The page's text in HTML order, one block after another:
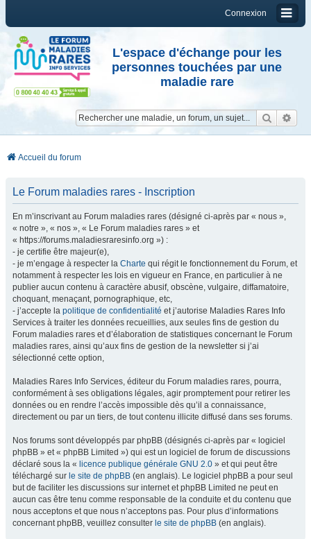
Connexion
L'espace d'échange pour les
personnes touchées par une
maladie rare
Accueil du forum
Le Forum maladies rares - Inscription
En m’inscrivant au Forum maladies rares (désigné ci-après par « nous »,
« notre », « nos », « Le Forum maladies rares » et
« https://forums.maladiesraresinfo.org ») :
- je certifie être majeur(e),
- je m’engage à respecter la Charte qui régit le fonctionnement du Forum, et
notamment à respecter les lois en vigueur en France, en particulier à ne
publier aucun contenu à caractère abusif, obscène, vulgaire, diffamatoire,
choquant, menaçant, pornographique, etc,
- j’accepte la politique de confidentialité et j’autorise Maladies Rares Info
Services à traiter les données recueillies, aux seules fins de gestion du
Forum maladies rares et d’élaboration de statistiques concernant le Forum
maladies rares, ainsi qu’aux fins de gestion de la newsletter si j’ai
sélectionné cette option,
Maladies Rares Info Services, éditeur du Forum maladies rares, pourra,
conformément à ses obligations légales, agir promptement pour retirer les
données ou en rendre l’accès impossible dès qu’il a connaissance,
directement ou par un tiers, de tout contenu illicite diffusé dans ses forums.
Nos forums sont développés par phpBB (désignés ci-après par « logiciel
phpBB » et « phpBB Limited ») qui est un logiciel de forum de discussions
déclaré sous la « licence publique générale GNU 2.0 » et qui peut être
téléchargé sur le site de phpBB (en anglais). Le logiciel phpBB a pour seul
but de faciliter les discussions sur internet et phpBB Limited ne peut en
aucun cas être tenu comme responsable de la conduite et du contenu que
nous acceptons et que nous n’acceptons pas. Pour plus d’informations
concernant phpBB, veuillez consulter le site de phpBB (en anglais).